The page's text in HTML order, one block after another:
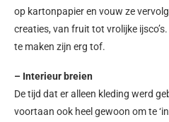
op kartonpapier en vouw ze
creaties, van fruit tot vrolijke
te maken zijn erg tof.
– Interieur breien
De tijd dat er alleen kleding werd
voortaan ook heel gewoon om te